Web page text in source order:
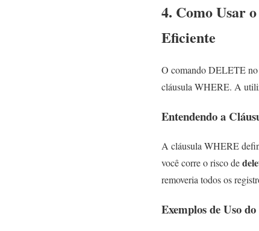
4. Como Usar
Eficiente
O comando DELETE no
cláusula WHERE. A
Entendendo a
A cláusula WHERE
você corre o risco de
removeria todos os
Exemplos de Uso